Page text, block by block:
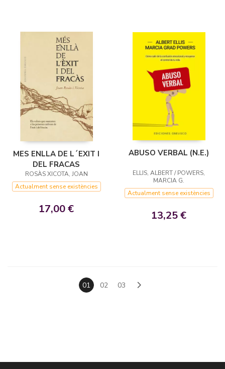
MES ENLLA DE L´EXIT I
DEL FRACAS
ROSÀS XICOTA, JOAN
Actualment sense existències
17,00 €
ABUSO VERBAL (N.E.)
ELLIS, ALBERT / POWERS,
MARCIA G.
Actualment sense existències
13,25 €
01 02 03